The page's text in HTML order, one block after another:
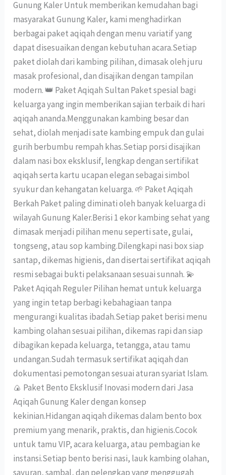
Gunung Kaler Untuk memberikan kemudahan bagi
masyarakat Gunung Kaler, kami menghadirkan
berbagai paket aqiqah dengan menu variatif yang
dapat disesuaikan dengan kebutuhan acara.Setiap
paket diolah dari kambing pilihan, dimasak oleh juru
masak profesional, dan disajikan dengan tampilan
modern. 👑 Paket Aqiqah Sultan Paket spesial bagi
keluarga yang ingin memberikan sajian terbaik di hari
aqiqah ananda.Menggunakan kambing besar dan
sehat, diolah menjadi sate kambing empuk dan gulai
gurih berbumbu rempah khas.Setiap porsi disajikan
dalam nasi box eksklusif, lengkap dengan sertifikat
aqiqah serta kartu ucapan elegan sebagai simbol
syukur dan kehangatan keluarga. 🌱 Paket Aqiqah
Berkah Paket paling diminati oleh banyak keluarga di
wilayah Gunung Kaler.Berisi 1 ekor kambing sehat yang
dimasak menjadi pilihan menu seperti sate, gulai,
tongseng, atau sop kambing.Dilengkapi nasi box siap
santap, dikemas higienis, dan disertai sertifikat aqiqah
resmi sebagai bukti pelaksanaan sesuai sunnah. 💫
Paket Aqiqah Reguler Pilihan hemat untuk keluarga
yang ingin tetap berbagi kebahagiaan tanpa
mengurangi kualitas ibadah.Setiap paket berisi menu
kambing olahan sesuai pilihan, dikemas rapi dan siap
dibagikan kepada keluarga, tetangga, atau tamu
undangan.Sudah termasuk sertifikat aqiqah dan
dokumentasi pemotongan sesuai aturan syariat Islam.
🍙 Paket Bento Eksklusif Inovasi modern dari Jasa
Aqiqah Gunung Kaler dengan konsep
kekinian.Hidangan aqiqah dikemas dalam bento box
premium yang menarik, praktis, dan higienis.Cocok
untuk tamu VIP, acara keluarga, atau pembagian ke
instansi.Setiap bento berisi nasi, lauk kambing olahan,
sayuran, sambal, dan pelengkap yang menggugah